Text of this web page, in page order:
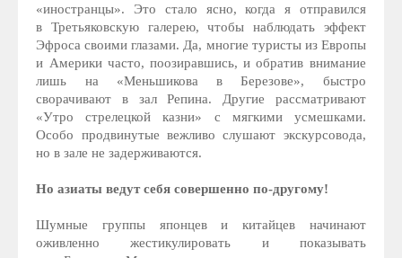
«иностранцы». Это стало ясно, когда я отправился
в Третьяковскую галерею, чтобы наблюдать эффект
Эфроса своими глазами. Да, многие туристы из Европы
и Америки часто, поозиравшись, и обратив внимание
лишь на «Меньшикова в Березове», быстро
сворачивают в зал Репина. Другие рассматривают
«Утро стрелецкой казни» с мягкими усмешками.
Особо продвинутые вежливо слушают экскурсовода,
но в зале не задерживаются.
Но азиаты ведут себя совершенно по-другому!
Шумные группы японцев и китайцев начинают
оживленно жестикулировать и показывать